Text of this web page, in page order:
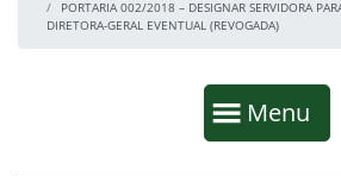
PORTARIA 002/2018 – DESIGNAR SERVIDORA
DIRETORA-GERAL EVENTUAL (REVOGADA)
Mostrar
Menu